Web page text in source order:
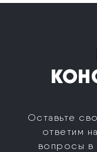
Оставьте
ответим
вопросы в